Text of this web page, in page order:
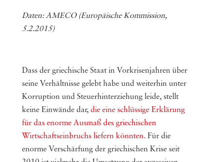
Daten: AMECO (Europäische Kommission,
5.2.2015)
Dass der griechische Staat in Vorkrisenjahren über
seine Verhältnisse gelebt habe und weiterhin unter
Korruption und Steuerhinterziehung leide, stellt
keine Einwände dar, die eine schlüssige Erklärung
für das enorme Ausmaß des griechischen
Wirtschaftseinbruchs liefern könnten.Für die
enorme Verschärfung der griechischen Krise seit